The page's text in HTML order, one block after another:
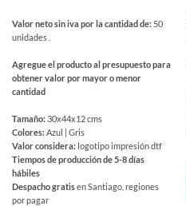
Valor neto sin iva por la cantidad de: 50
unidades .
Agregue el producto al presupuesto para
obtener valor por mayor o menor
cantidad
Tamaño:30x44x12 cms
Colores:Azul | Gris
Valor considera: logotipo impresión dtf
Tiempos de producción de 5-8 días
hábiles
Despacho gratisen Santiago, regiones
por pagar